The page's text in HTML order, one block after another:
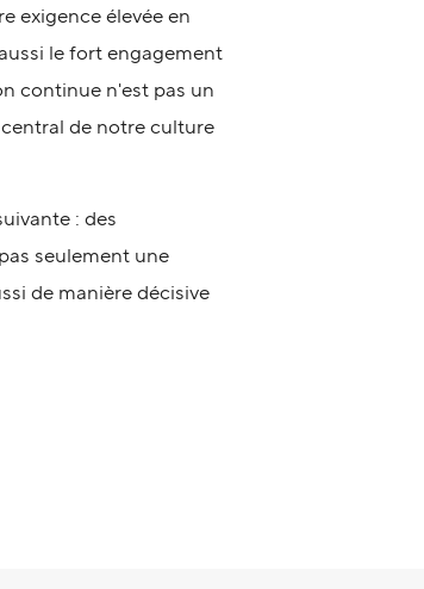
exigence élevée en
le fort engagement
continue n'est pas un
de notre culture
: des
seulement une
de manière décisive